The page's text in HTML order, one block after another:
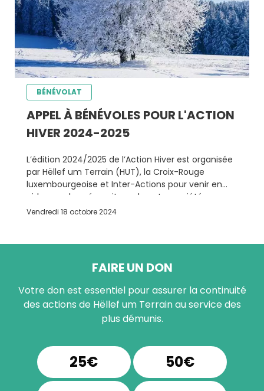
BÉNÉVOLAT
APPEL À BÉNÉVOLES POUR L'ACTION
HIVER 2024-2025
L’édition 2024/2025 de l’Action Hiver est organisée
par Hëllef um Terrain (HUT), la Croix-Rouge
luxembourgeoise et Inter-Actions pour venir en
aide aux plus nécessiteux de notre société
pendant la période des grands froids.
Vendredi 18 octobre 2024
FAIRE UN DON
Votre don est essentiel pour assurer la continuité
des actions de Hëllef um Terrain au service des
plus démunis.
25€
50€